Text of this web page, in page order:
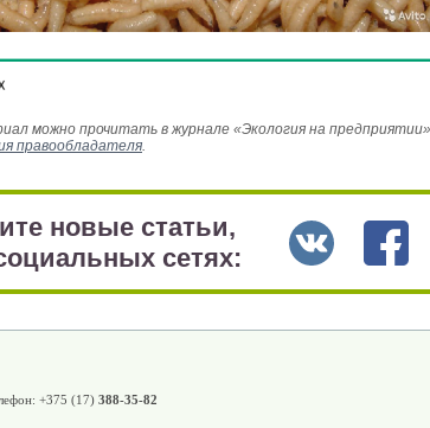
можно прочитать в журнале «Экология на
правообладателя.
новые статьи,
сетях:
+375 (17) 388-35-82